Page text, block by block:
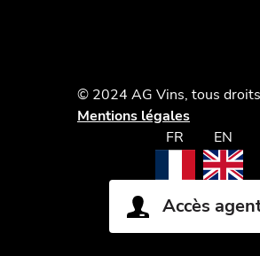
© 2024 AG Vins, tous
Mentions légales
FR
EN
Accès